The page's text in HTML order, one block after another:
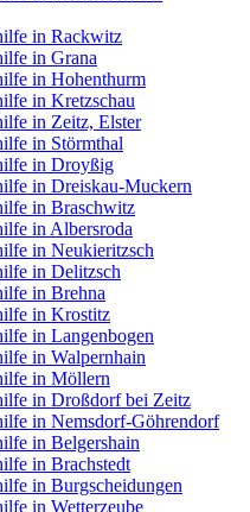
in Rackwitz
in Grana
in Hohenthurm
in Kretzschau
in Zeitz, Elster
in Störmthal
in Droyßig
in Dreiskau-Muckern
in Braschwitz
in Albersroda
in Neukieritzsch
in Delitzsch
in Brehna
in Krostitz
in Langenbogen
in Walpernhain
in Möllern
in Droßdorf bei Zeitz
in Nemsdorf-Göhrendorf
in Belgershain
in Brachstedt
in Burgscheidungen
in Wetterzeube